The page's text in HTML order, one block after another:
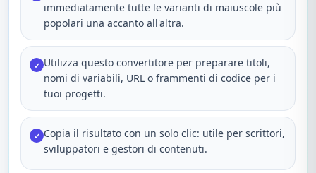
immediatamente tutte le varianti di maiuscole più
popolari una accanto all'altra.
✓ Utilizza questo convertitore per preparare titoli,
nomi di variabili, URL o frammenti di codice per i
tuoi progetti.
✓ Copia il risultato con un solo clic: utile per scrittori,
sviluppatori e gestori di contenuti.